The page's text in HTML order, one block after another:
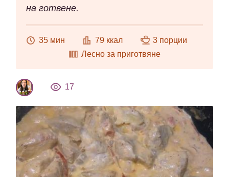
на готвене.
35 мин 79 ккал
3 порции
Лесно за приготвяне
17